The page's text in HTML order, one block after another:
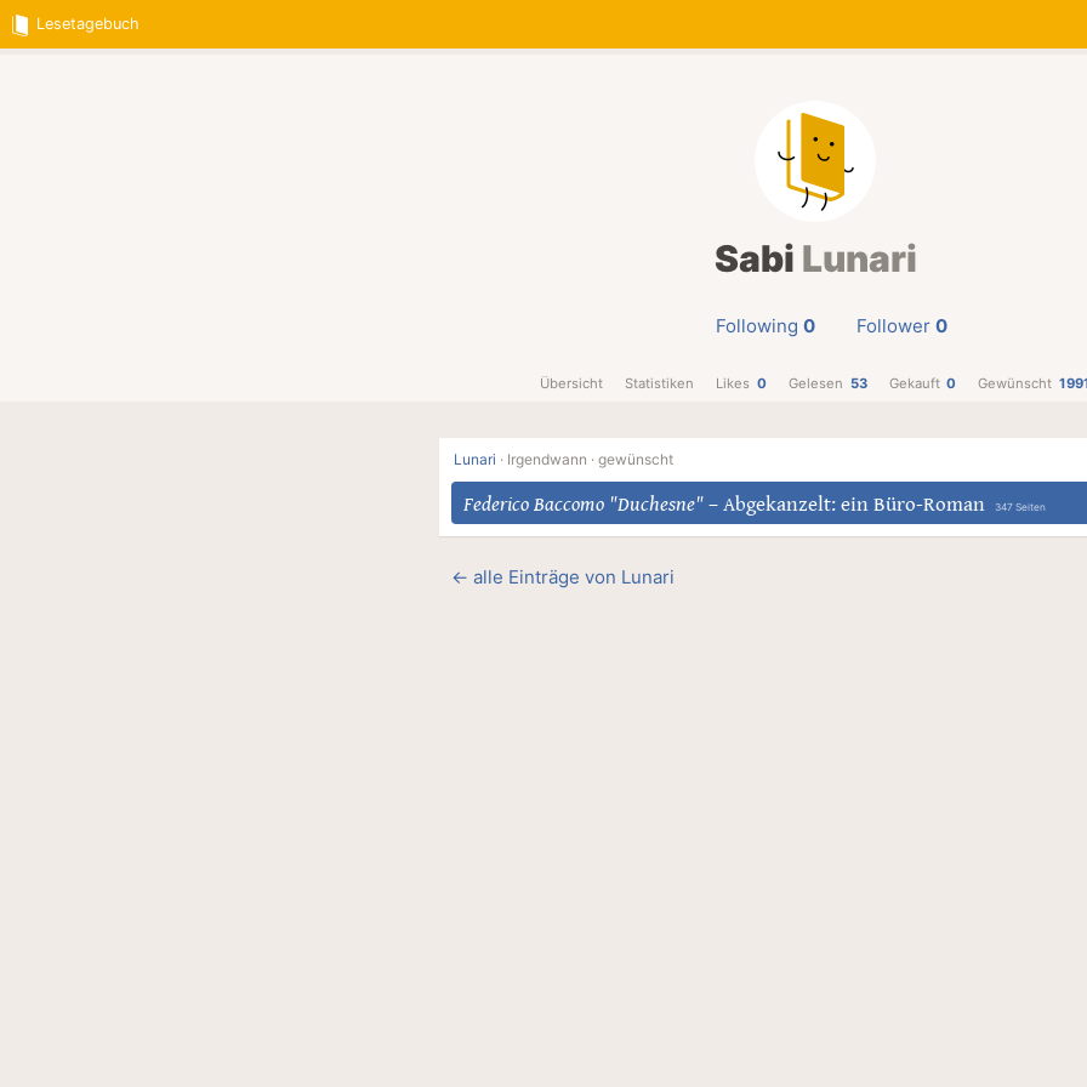
Lesetagebuch
Sabi Lunari
Following 0 Follower 0
Übersicht Statistiken Likes 0 Gelesen 53 Gekauft 0 Gewünscht
Lunari · Irgendwann · gewünscht
Federico Baccomo "Duchesne" – Abgekanzelt: ein Büro-Roman 347 Seiten
← alle Einträge von Lunari